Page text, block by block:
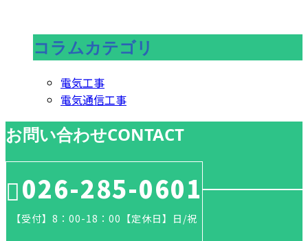
コラムカテゴリ
電気工事
電気通信工事
お問い合わせCONTACT
026-285-0601
【受付】8：00-18：00【定休日】日/祝